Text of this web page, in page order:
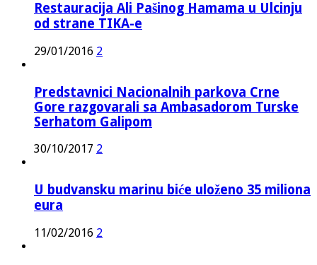
Restauracija Ali Pašinog Hamama u Ulcinju
od strane TIKA-e
29/01/2016 2
Predstavnici Nacionalnih parkova Crne
Gore razgovarali sa Ambasadorom Turske
Serhatom Galipom
30/10/2017 2
U budvansku marinu biće uloženo 35 miliona
eura
11/02/2016 2